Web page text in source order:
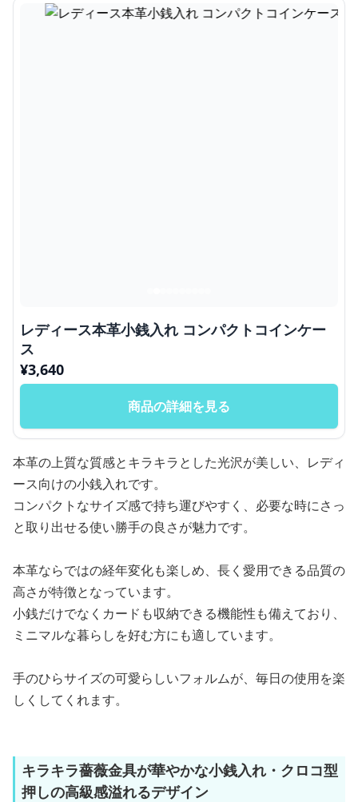
レディース本革小銭入れ コンパクトコインケー
ス
¥3,640
商品の詳細を見る
本革の上質な質感とキラキラとした光沢が美しい、レディ
ース向けの小銭入れです。
コンパクトなサイズ感で持ち運びやすく、必要な時にさっ
と取り出せる使い勝手の良さが魅力です。
本革ならではの経年変化も楽しめ、長く愛用できる品質の
高さが特徴となっています。
小銭だけでなくカードも収納できる機能性も備えており、
ミニマルな暮らしを好む方にも適しています。
手のひらサイズの可愛らしいフォルムが、毎日の使用を楽
しくしてくれます。
キラキラ薔薇金具が華やかな小銭入れ・クロコ型
押しの高級感溢れるデザイン